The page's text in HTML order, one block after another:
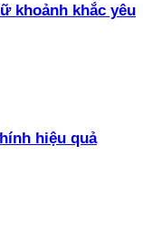
khoảnh khắc yêu
hiệu quả